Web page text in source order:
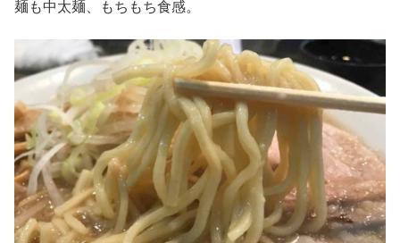
麺も中太麺、もちもち食感。